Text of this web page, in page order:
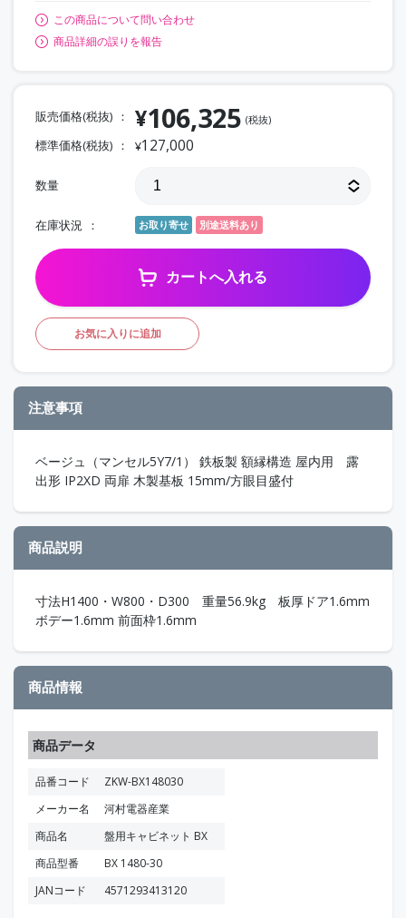
この商品について問い合わせ
商品詳細の誤りを報告
販売価格(税抜) ¥106,325 (税抜)
標準価格(税抜) ¥127,000
数量
在庫状況 お取り寄せ 別途送料あり
カートへ入れる
お気に入りに追加
注意事項
ベージュ（マンセル5Y7/1） 鉄板製 額縁構造 屋内用 露
出形 IP2XD 両扉 木製基板 15mm/方眼目盛付
商品説明
寸法H1400・W800・D300 重量56.9kg 板厚ドア1.6mm
ボデー1.6mm 前面枠1.6mm
商品情報
商品データ
品番コード
ZKW-BX148030
メーカー名
河村電器産業
商品名
盤用キャビネット BX
商品型番
BX 1480-30
JANコード
4571293413120